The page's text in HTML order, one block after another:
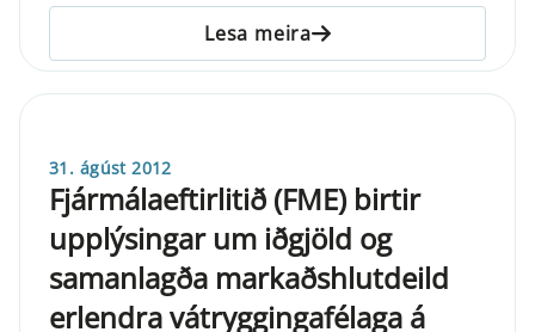
Lesa meira
31. ágúst 2012
Fjármálaeftirlitið (FME) birtir
upplýsingar um iðgjöld og
samanlagða markaðshlutdeild
erlendra vátryggingafélaga á